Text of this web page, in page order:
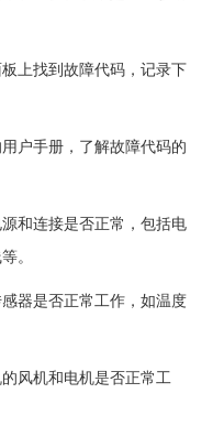
上找到故障代码，记录下
户手册，了解故障代码的
和连接是否正常，包括电
。
器是否正常工作，如温度
风机和电机是否正常工